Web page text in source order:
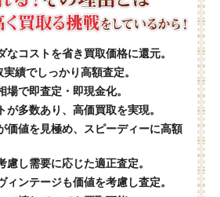
なコストを省き買取価格に還元。
績でしっかり高額査定。
場で即査定・即現金化。
が多数あり、高価買取を実現。
価値を見極め、スピーディーに高額
慮し需要に応じた適正査定。
ィンテージも価値を考慮し査定。